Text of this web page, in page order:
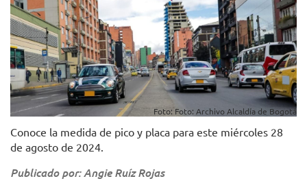
Foto: Foto: Archivo Alcaldía de Bogotá
Conoce la medida de pico y placa para este miércoles 28
de agosto de 2024.
Publicado por: Angie Ruíz Rojas